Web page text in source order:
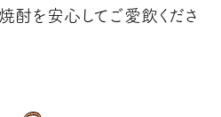
酎を安心してご愛飲くださ